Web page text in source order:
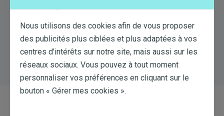
Essayez une nouvelle recherche
Nous utilisons des cookies afin de vous proposer
des publicités plus ciblées et plus adaptées à vos
centres d'intérêts sur notre site, mais aussi sur les
réseaux sociaux. Vous pouvez à tout moment
personnaliser vos préférences en cliquant sur le
bouton « Gérer mes cookies ».